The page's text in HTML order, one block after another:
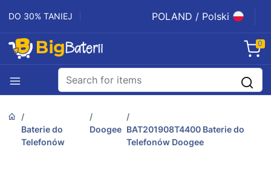
DO 30% TANIEJ POLAND / Polski
0
Baterie do
Telefonów
Doogee BAT201908T4400 Baterie do
Telefonów Doogee